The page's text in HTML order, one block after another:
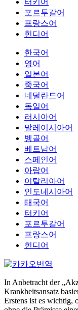
터키어
포르투갈어
프랑스어
힌디어
한국어
영어
일본어
중국어
네덜란드어
독일어
러시아어
말레이시아어
벵골어
베트남어
스페인어
아랍어
이탈리아어
인도네시아어
태국어
터키어
포르투갈어
프랑스어
힌디어
In Anbetracht der
Krankheitsansatz
Erstens ist es wichtig,